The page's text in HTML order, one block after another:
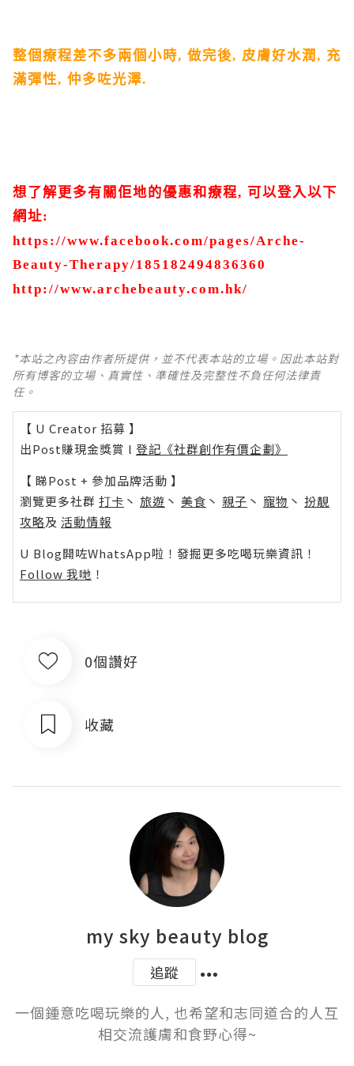
整個療程差不多兩個小時, 做完後, 皮膚好水潤 , 充
滿彈性, 仲多咗光澤.
想了解更多有關佢地的優惠和療程, 可以登入以下
網址:
https://www.facebook.com/pages/Arche-
Beauty-Therapy/185182494836360
http://www.archebeauty.com.hk/
*本站之內容由作者所提供，並不代表本站的立場。因此本站對
所有博客的立場、真實性、準確性及完整性不負任何法律責
任。
【 U Creator 招募 】
出Post賺現金獎賞 l 登記《社群創作有價企劃》
【 睇Post + 參加品牌活動 】
瀏覽更多社群 打卡 丶 旅遊 丶 美食 丶 親子 丶 寵物 丶 扮靚
攻略及 活動情報
U Blog開咗WhatsApp啦！發掘更多吃喝玩樂資訊！
Follow 我哋 ！
0個讚好
收藏
my sky beauty blog
追蹤
一個鍾意吃喝玩樂的人, 也希望和志同道合的人互
相交流護膚和食野心得~